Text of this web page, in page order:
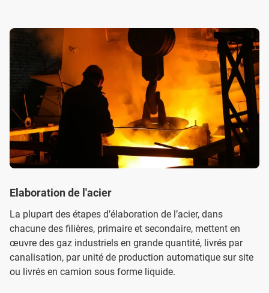
Elaboration de l'acier
La plupart des étapes d’élaboration de l’acier, dans
chacune des filières, primaire et secondaire, mettent en
œuvre des gaz industriels en grande quantité, livrés par
canalisation, par unité de production automatique sur site
ou livrés en camion sous forme liquide.